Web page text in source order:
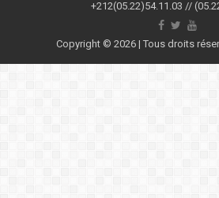
+212(05.22)54.11.03 //
Copyright © 2026 | Tous droits